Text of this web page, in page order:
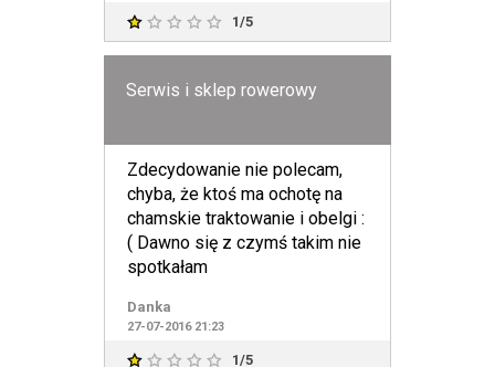
1/5
Serwis i sklep rowerowy
Zdecydowanie nie polecam,
chyba, że ktoś ma ochotę na
chamskie traktowanie i obelgi :
( Dawno się z czymś takim nie
spotkałam
Danka
27-07-2016 21:23
1/5